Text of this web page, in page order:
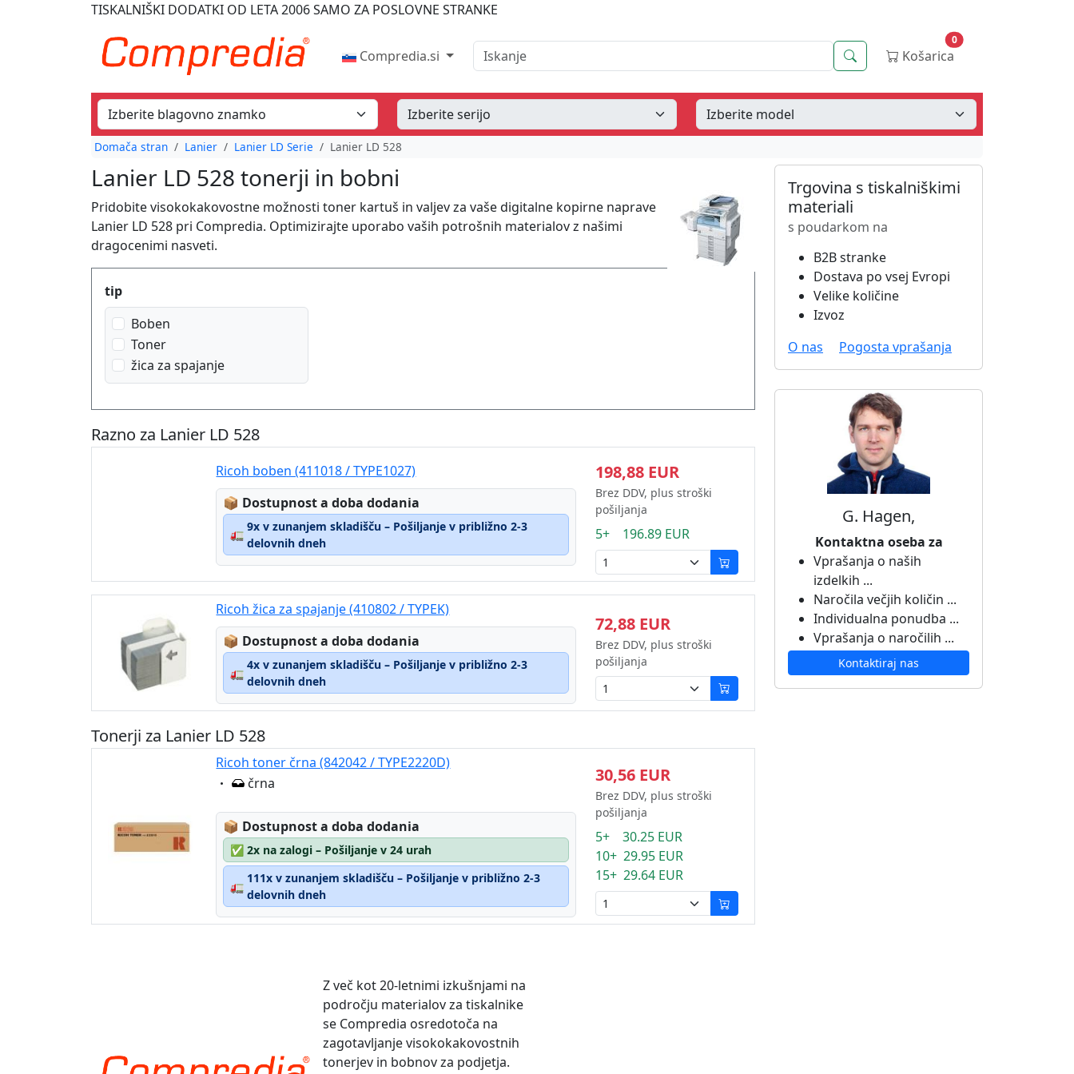
TISKALNIŠKI DODATKI OD LETA 2006SAMO ZA POSLOVNE STRANKE
Compredia.si Iskanje Iskanje Košarica
0
Domača stran Lanier Lanier LD Serie Lanier LD 528
Lanier LD 528 tonerji in bobni
Pridobite visokokakovostne možnosti toner kartuš in valjev za vaše digitalne kopirne naprave
Lanier LD 528 pri Compredia. Optimizirajte uporabo vaših potrošnih materialov z našimi
dragocenimi nasveti.
Produktfilter
tip
Boben
Toner
žica za spajanje
Razno za Lanier LD 528
Ricoh boben (411018 / TYPE1027)
📦 Lagerstatus:
Dostupnost a doba dodania
🚛
9x v zunanjem skladišču – Pošiljanje v približno 2-3
delovnih dneh
198,88 EUR
Brez DDV, plus stroški
pošiljanja
5+ 196.89 EUR
Ricoh žica za spajanje (410802 / TYPEK)
📦 Lagerstatus:
Dostupnost a doba dodania
🚛
4x v zunanjem skladišču – Pošiljanje v približno 2-3
delovnih dneh
72,88 EUR
Brez DDV, plus stroški
pošiljanja
Tonerji za Lanier LD 528
Ricoh toner črna (842042 / TYPE2220D)
Eigenschaft:
črna
📦 Lagerstatus:
Dostupnost a doba dodania
✅ 2x na zalogi – Pošiljanje v 24 urah
🚛
111x v zunanjem skladišču – Pošiljanje v približno 2-3
delovnih dneh
30,56 EUR
Brez DDV, plus stroški
pošiljanja
5+ 30.25 EUR
10+ 29.95 EUR
15+ 29.64 EUR
Trgovina s tiskalniškimi
materiali
s poudarkom na
B2B stranke
Dostava po vsej Evropi
Velike količine
Izvoz
O nas
Pogosta vprašanja
G. Hagen,
Kontaktna oseba za
Vprašanja o naših
izdelkih ...
Naročila večjih količin ...
Individualna ponudba ...
Vprašanja o naročilih ...
Kontaktiraj nas
Z več kot 20-letnimi izkušnjami na
področju materialov za tiskalnike
se Compredia osredotoča na
zagotavljanje visokokakovostnih
tonerjev in bobnov za podjetja.